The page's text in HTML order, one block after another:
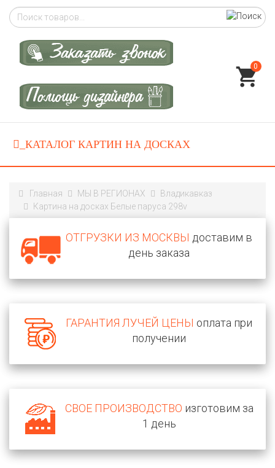
0
Главная МЫ В РЕГИОНАХ
Владикавказ
Картина на досках Белые паруса 298v
ОТГРУЗКИ ИЗ МОСКВЫ доставим в
день заказа
ГАРАНТИЯ ЛУЧЕЙ ЦЕНЫ оплата при
получении
СВОЕ ПРОИЗВОДСТВО изготовим за
1 день